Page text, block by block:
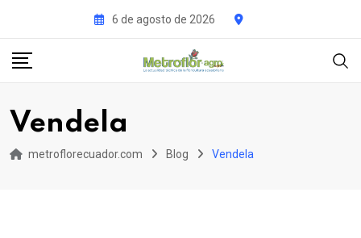
content
6 de agosto de 2026
Vendela
metroflorecuador.com Blog Vendela